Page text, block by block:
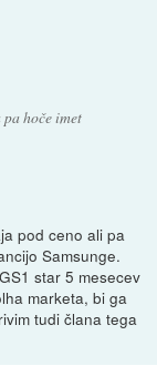
hoče imet
pod ceno ali pa
Samsunge.
star 5 mesecev
marketa, bi ga
tudi člana tega